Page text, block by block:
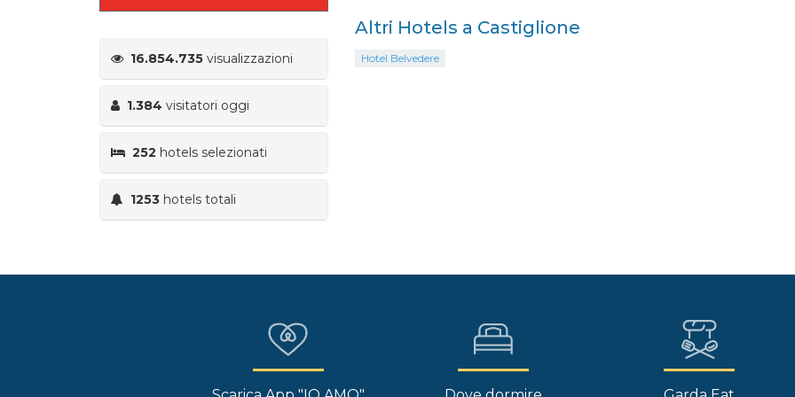
16.854.735 visualizzazioni
1.384 visitatori oggi
252 hotels selezionati
1253 hotels totali
Altri Hotels a Castiglione
Hotel Belvedere